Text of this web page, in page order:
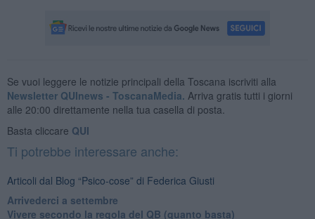
Se vuoi leggere le notizie principali della Toscana iscriviti alla
Newsletter QUInews - ToscanaMedia. Arriva gratis tutti i giorni
alle 20:00 direttamente nella tua casella di posta.
Basta cliccare QUI
Ti potrebbe interessare anche:
Articoli dal Blog “Psico-cose” di Federica Giusti
​Arrivederci a settembre
​Vivere secondo la regola del QB (quanto basta)